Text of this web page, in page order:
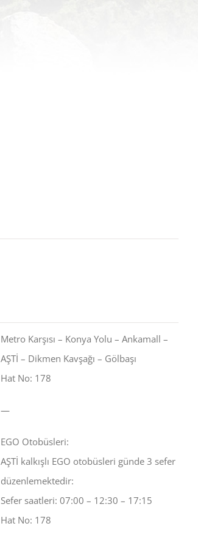
Metro Karşısı – Konya Yolu – Ankamall –
AŞTİ – Dikmen Kavşağı – Gölbaşı
Hat No: 178
—
EGO Otobüsleri:
AŞTİ kalkışlı EGO otobüsleri günde 3 sefer
düzenlemektedir:
Sefer saatleri: 07:00 – 12:30 – 17:15
Hat No: 178